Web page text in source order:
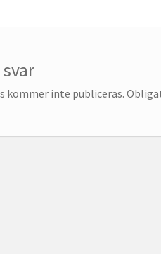
kommer inte publiceras.